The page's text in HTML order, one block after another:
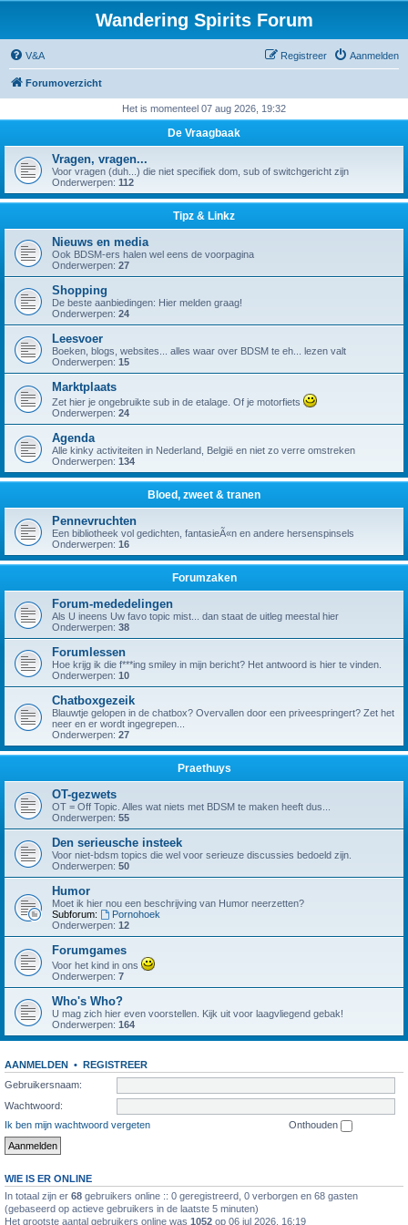
Wandering Spirits Forum
V&A Aanmelden
Registreer
Forumoverzicht
Het is momenteel 07 aug 2026, 19:32
De Vraagbaak
Vragen, vragen...
Voor vragen (duh...) die niet specifiek dom, sub of switchgericht zijn
Onderwerpen: 112
Tipz & Linkz
Nieuws en media
Ook BDSM-ers halen wel eens de voorpagina
Onderwerpen: 27
Shopping
De beste aanbiedingen: Hier melden graag!
Onderwerpen: 24
Leesvoer
Boeken, blogs, websites... alles waar over BDSM te eh... lezen valt
Onderwerpen: 15
Marktplaats
Zet hier je ongebruikte sub in de etalage. Of je motorfiets
Onderwerpen: 24
Agenda
Alle kinky activiteiten in Nederland, België en niet zo verre omstreken
Onderwerpen: 134
Bloed, zweet & tranen
Pennevruchten
Een bibliotheek vol gedichten, fantasieÃ«n en andere hersenspinsels
Onderwerpen: 16
Forumzaken
Forum-mededelingen
Als U ineens Uw favo topic mist... dan staat de uitleg meestal hier
Onderwerpen: 38
Forumlessen
Hoe krijg ik die f***ing smiley in mijn bericht? Het antwoord is hier te vinden.
Onderwerpen: 10
Chatboxgezeik
Blauwtje gelopen in de chatbox? Overvallen door een priveespringert? Zet het
neer en er wordt ingegrepen...
Onderwerpen: 27
Praethuys
OT-gezwets
OT = Off Topic. Alles wat niets met BDSM te maken heeft dus...
Onderwerpen: 55
Den serieusche insteek
Voor niet-bdsm topics die wel voor serieuze discussies bedoeld zijn.
Onderwerpen: 50
Humor
Moet ik hier nou een beschrijving van Humor neerzetten?
Subforum:
Pornohoek
Onderwerpen: 12
Forumgames
Voor het kind in ons
Onderwerpen: 7
Who's Who?
U mag zich hier even voorstellen. Kijk uit voor laagvliegend gebak!
Onderwerpen: 164
AANMELDEN • REGISTREER
Gebruikersnaam:
Wachtwoord:
Ik ben mijn wachtwoord vergeten
Onthouden
WIE IS ER ONLINE
In totaal zijn er 68 gebruikers online :: 0 geregistreerd, 0 verborgen en 68 gasten
(gebaseerd op actieve gebruikers in de laatste 5 minuten)
Het grootste aantal gebruikers online was 1052 op 06 jul 2026, 16:19